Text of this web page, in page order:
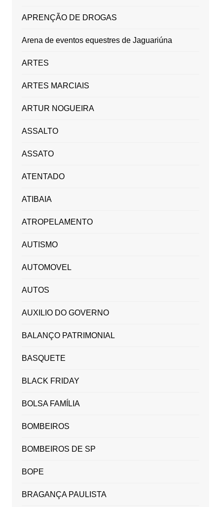
APRENÇÃO DE DROGAS
Arena de eventos equestres de Jaguariúna
ARTES
ARTES MARCIAIS
ARTUR NOGUEIRA
ASSALTO
ASSATO
ATENTADO
ATIBAIA
ATROPELAMENTO
AUTISMO
AUTOMOVEL
AUTOS
AUXILIO DO GOVERNO
BALANÇO PATRIMONIAL
BASQUETE
BLACK FRIDAY
BOLSA FAMÍLIA
BOMBEIROS
BOMBEIROS DE SP
BOPE
BRAGANÇA PAULISTA